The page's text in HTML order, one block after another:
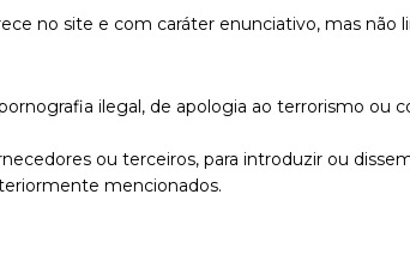
no site e com caráter enunciativo, mas não
ilegal, de apologia ao terrorismo ou
ou terceiros, para introduzir ou
mencionados.